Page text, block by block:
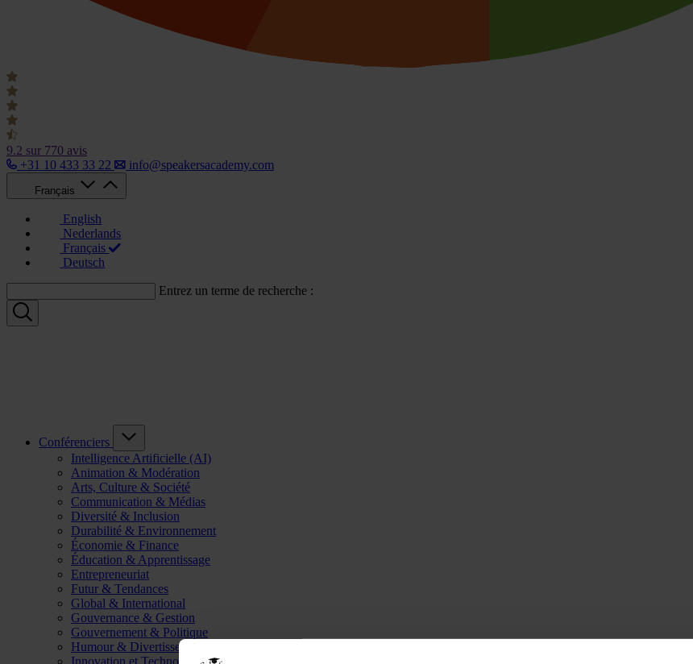
9.2 sur 770 avis
+31 10 433 33 22
info@speakersacademy.com
Français
English
Nederlands
Français
Deutsch
Entrez un terme de recherche :
Conférenciers
Intelligence Artificielle (AI)
Animation & Modération
Arts, Culture & Société
Communication & Médias
Diversité & Inclusion
Durabilité & Environnement
Économie & Finance
Éducation & Apprentissage
Entrepreneuriat
Futur & Tendances
Global & International
Gouvernance & Gestion
Gouvernement & Politique
Humour & Divertissement
Innovation et Technologie